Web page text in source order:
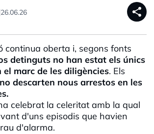
26.06.26 share
continua oberta i, segons fonts
detinguts no han estat els únics
marc de les diligències. Els
no descarten nous arrestos en les
celebrat la celeritat amb la qual
d'uns episodis que havien
d'alarma.